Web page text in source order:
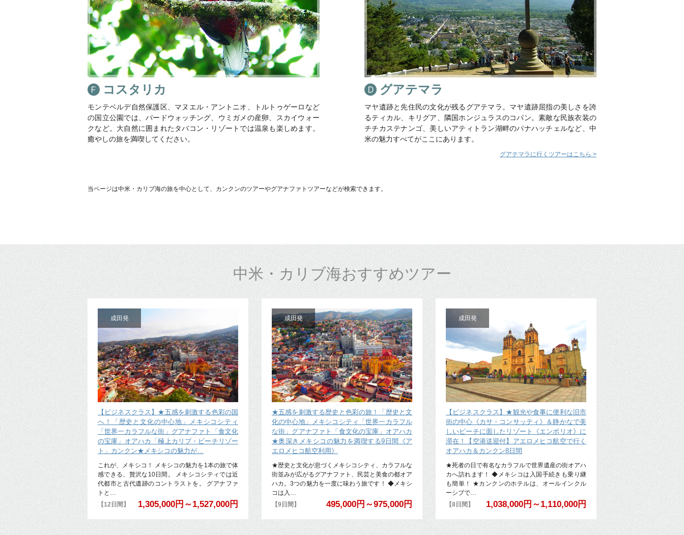
コスタリカ
モンテベルデ自然保護区、マヌエル・アントニオ、トルトゥゲーロなど
の国立公園では、バードウォッチング、ウミガメの産卵、スカイウォー
クなど。大自然に囲まれたタバコン・リゾートでは温泉も楽しめます。
癒やしの旅を満喫してください。
グアテマラ
マヤ遺跡と先住民の文化が残るグアテマラ。マヤ遺跡屈指の美しさを誇
るティカル、キリグア、隣国ホンジュラスのコパン。素敵な民族衣装の
チチカステナンゴ、美しいアティトラン湖畔のパナハッチェルなど、中
米の魅力すべてがここにあります。
グアテマラに行くツアーはこちら >
当ページは中米・カリブ海の旅を中心として、カンクンのツアーやグアナファトツアーなどが検索できます。
中米・カリブ海おすすめツアー
成田発
【ビジネスクラス】★五感を刺激する色彩の国
へ！「歴史と文化の中心地」メキシコシティ
「世界一カラフルな街」グアナファト「食文化
の宝庫」オアハカ「極上カリブ・ビーチリゾー
ト」カンクン★メキシコの魅力が…
これが、メキシコ！ メキシコの魅力を1本の旅で体
感できる、贅沢な10日間。 メキシコシティでは近
代都市と古代遺跡のコントラストを。 グアナファ
トと…
【12日間】
1,305,000円～1,527,000円
成田発
★五感を刺激する歴史と色彩の旅！「歴史と文
化の中心地」メキシコシティ「世界一カラフル
な街」グアナファト「食文化の宝庫」オアハカ
★奥深きメキシコの魅力を満喫する9日間《ア
エロメヒコ航空利用》
★歴史と文化が息づくメキシコシティ、カラフルな
街並みが広がるグアナファト、民芸と美食の都オア
ハカ。3つの魅力を一度に味わう旅です！ ◆メキシ
コは入…
【9日間】
495,000円～975,000円
成田発
【ビジネスクラス】★観光や食事に便利な旧市
街の中心《カサ・コンサッティ》＆静かなで美
しいビーチに面したリゾート《エンポリオ》に
滞在！【空港送迎付】アエロメヒコ航空で行く
オアハカ＆カンクン8日間
★死者の日で有名なカラフルで世界遺産の街オアハ
カへ訪れます！ ◆メキシコは入国手続きも乗り継
も簡単！ ★カンクンのホテルは、オールインクル
ーシブで…
【8日間】
1,038,000円～1,110,000円